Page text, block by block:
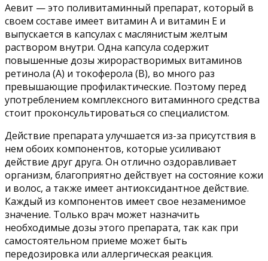
Аевит — это поливитаминный препарат, который в
своем составе имеет витамин А и витамин Е и
выпускается в капсулах с маслянистым желтым
раствором внутри. Одна капсула содержит
повышенные дозы жирорастворимых витаминов
ретинола (А) и токоферола (В), во много раз
превышающие профилактические. Поэтому перед
употреблением комплексного витаминного средства
стоит проконсультироваться со специалистом.
Действие препарата улучшается из-за присутствия в
нем обоих компонентов, которые усиливают
действие друг друга. Он отлично оздоравливает
организм, благоприятно действует на состояние кожи
и волос, а также имеет антиоксидантное действие.
Каждый из компонентов имеет свое незаменимое
значение. Только врач может назначить
необходимые дозы этого препарата, так как при
самостоятельном приеме может быть
передозировка или аллергическая реакция.